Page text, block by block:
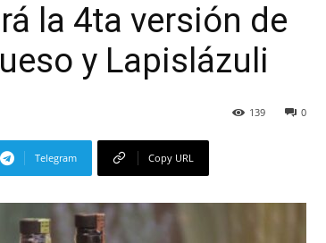
la 4ta versión de
y Lapislázuli
0
139
Telegram Copy URL